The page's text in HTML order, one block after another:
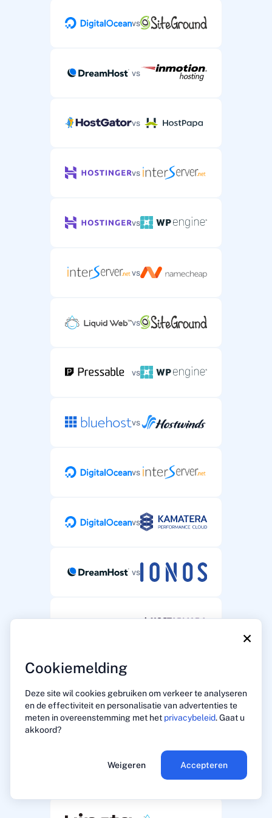
×
Cookiemelding
Deze site wil cookies gebruiken om verkeer te analyseren
en de effectiviteit en personalisatie van advertenties te
meten in overeenstemming met het privacybeleid. Gaat u
akkoord?
Weigeren Accepteren
vs
vs
vs
vs
vs
vs
vs
vs
vs
vs
vs
vs
vs
vs
vs